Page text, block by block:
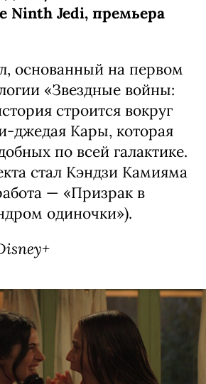
Ninth Jedi, премьера
основанный на первом
«Звездные войны:
строится вокруг
джедая Кары, которая
по всей галактике.
стал Кэндзи Камияма
— «Призрак в
одиночки»).